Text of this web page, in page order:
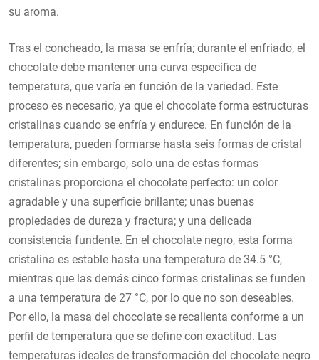
su aroma.
Tras el concheado, la masa se enfría; durante el enfriado, el
chocolate debe mantener una curva específica de
temperatura, que varía en función de la variedad. Este
proceso es necesario, ya que el chocolate forma estructuras
cristalinas cuando se enfría y endurece. En función de la
temperatura, pueden formarse hasta seis formas de cristal
diferentes; sin embargo, solo una de estas formas
cristalinas proporciona el chocolate perfecto: un color
agradable y una superficie brillante; unas buenas
propiedades de dureza y fractura; y una delicada
consistencia fundente. En el chocolate negro, esta forma
cristalina es estable hasta una temperatura de 34.5 °C,
mientras que las demás cinco formas cristalinas se funden
a una temperatura de 27 °C, por lo que no son deseables.
Por ello, la masa del chocolate se recalienta conforme a un
perfil de temperatura que se define con exactitud. Las
temperaturas ideales de transformación del chocolate negro